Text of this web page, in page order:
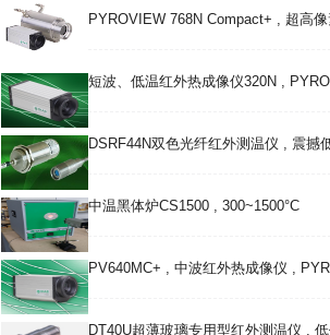
PYROVIEW 768N Compact+ , 超高
短波、低温红外热成像仪320N ,
DSRF44N双色光纤红外测温仪 , 震撼
中温黑体炉CS1500 , 300~1500°C
PV640MC+ , 中波红外热成像仪 ,
DT40U超薄玻璃专用型红外测温仪 ,